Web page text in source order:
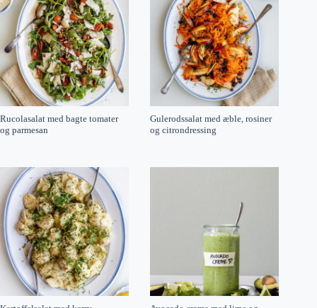
Rucolasalat med bagte tomater
og parmesan
Gulerodssalat med æble, rosiner
og citrondressing